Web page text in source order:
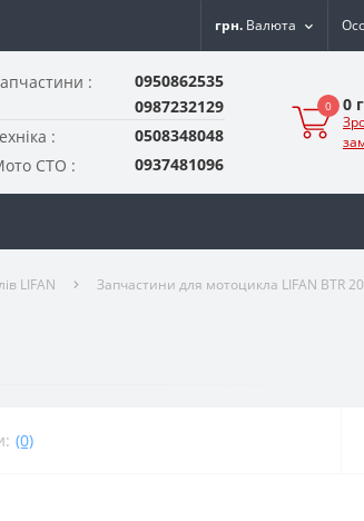
грн. Валюта
:
0950862535
0987232129
:
0508348048
СТО :
0937481096
0 0
LIFAN
Запчастини для мотоцикла LIFAN BTR
(0)